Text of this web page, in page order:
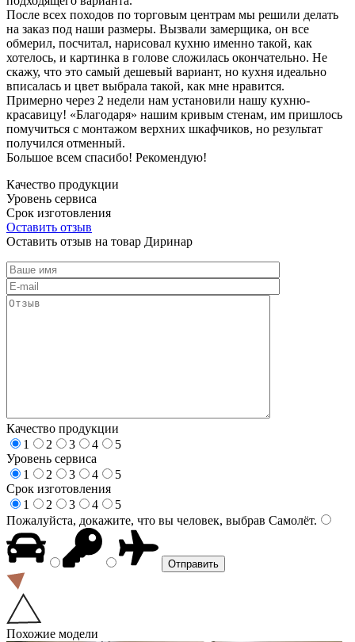
После всех походов по торговым центрам мы решили делать
на заказ под наши размеры. Вызвали замерщика, он все
обмерил, посчитал, нарисовал кухню именно такой, как
хотелось, и картинка в голове сложилась окончательно. Не
скажу, что это самый дешевый вариант, но кухня идеально
вписалась и цвет выбрала такой, как мне нравится.
Примерно через 2 недели нам установили нашу кухню-
красавицу! «Благодаря» нашим кривым стенам, им пришлось
помучиться с монтажом верхних шкафчиков, но результат
получился отменный.
Большое всем спасибо! Рекомендую!
Качество продукции
Уровень сервиса
Срок изготовления
Оставить отзыв
Оставить отзыв на товар Диринар
Качество продукции
1
2 3 4
5
Уровень сервиса
1
2 3 4
5
Срок изготовления
1
2 3 4
5
Пожалуйста, докажите, что вы человек, выбрав Самолёт.
Похожие модели